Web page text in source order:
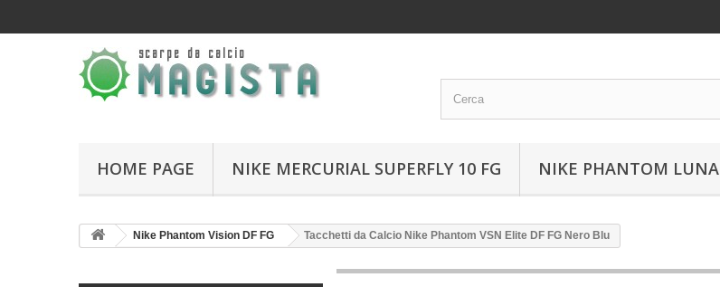
HOME PAGE NIKE MERCURIAL SUPERFLY 10 FG NIKE PHANTOM LUNA
Nike Phantom Vision DF FG Tacchetti da Calcio Nike Phantom VSN Elite DF FG Nero Blu